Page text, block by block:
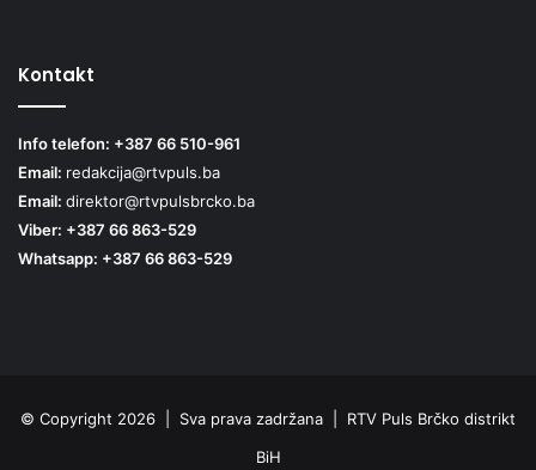
Kontakt
Info telefon: +387 66 510-961
Email: redakcija@rtvpuls.ba
Email: direktor@rtvpulsbrcko.ba
Viber: +387 66 863-529
Whatsapp: +387 66 863-529
© Copyright 2026 | Sva prava zadržana | RTV Puls Brčko distrikt
BiH